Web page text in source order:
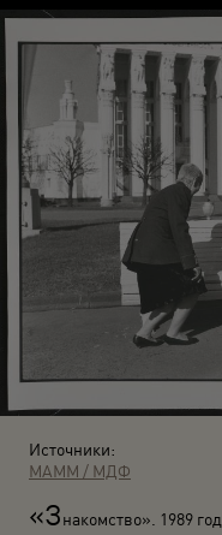
Источники:
МАММ / МДФ
«Знакомство». 1989 год.